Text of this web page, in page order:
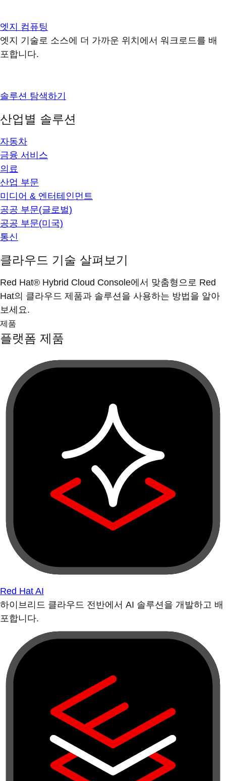
엣지 컴퓨팅
엣지 기술로 소스에 더 가까운 위치에서 워크로드를 배
포합니다.
솔루션 탐색하기
산업별 솔루션
자동차
금융 서비스
의료
산업 부문
미디어 & 엔터테인먼트
공공 부문(글로벌)
공공 부문(미국)
통신
클라우드 기술 살펴보기
Red Hat® Hybrid Cloud Console에서 맞춤형으로 Red
Hat의 클라우드 제품과 솔루션을 사용하는 방법을 알아
보세요.
제품
플랫폼 제품
Red Hat AI
하이브리드 클라우드 전반에서 AI 솔루션을 개발하고 배
포합니다.